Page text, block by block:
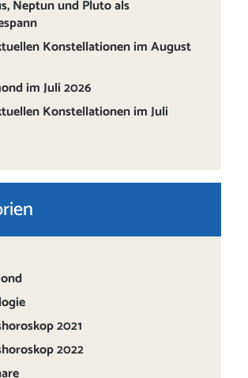
Neptun und Pluto als
Konstellationen im August
im Juli 2026
Konstellationen im Juli
2021
2022